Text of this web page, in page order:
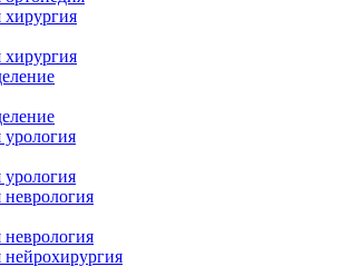
хирургия
хирургия
урология
урология
неврология
неврология
нейрохирургия